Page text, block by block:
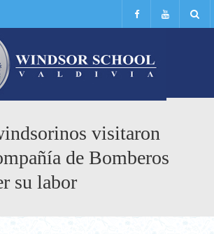
visitaron
de Bomberos
su labor